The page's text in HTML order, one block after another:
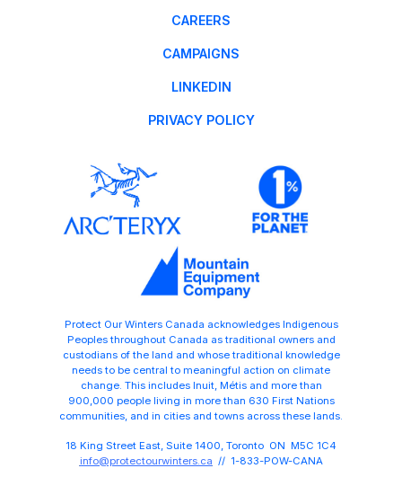
CAREERS
CAMPAIGNS
LINKEDIN
PRIVACY POLICY
Protect Our Winters Canada acknowledges Indigenous
Peoples throughout Canada as traditional owners and
custodians of the land and whose traditional knowledge
needs to be central to meaningful action on climate
change. This includes Inuit, Métis and more than
900,000 people living in more than 630 First Nations
communities, and in cities and towns across these lands.
18 King Street East, Suite 1400, Toronto ON M5C 1C4
info@protectourwinters.ca // 1-833-POW-CANA